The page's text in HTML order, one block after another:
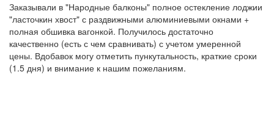
Заказывали в "Народные балконы" полное остекление лоджии
"ласточкин хвост" с раздвижными алюминиевыми окнами +
полная обшивка вагонкой. Получилось достаточно
качественно (есть с чем сравнивать) с учетом умеренной
цены. Вдобавок могу отметить пункутальность, краткие сроки
(1.5 дня) и внимание к нашим пожеланиям.